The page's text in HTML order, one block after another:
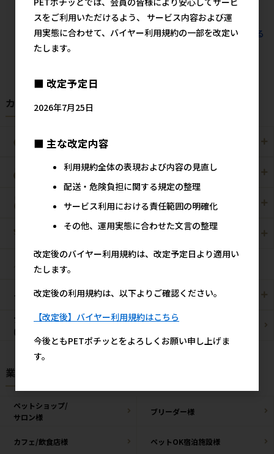
すべてのおすすめ商品を見る
カテゴリから探す
犬用
ペット住関連用品
小動物用 鳥用
観賞魚用
昆虫
その他/雑貨 メーカー・ブランド別
ブリーダーパック
(プロ製品)
業種様別 特設ページ
ペットショップ/
サロン様
ブリーダー様
カフェ/飲食店様 ペットOK宿泊施設様
スをご利用いただけるよう、 サービス内容および運
用実態に合わせて、バイヤー利用規約の一部を改定い
たします。
■ 改定予定日
2026年7月25日
■ 主な改定内容
利用規約全体の表現および内容の見直し
配送・危険負担に関する規定の整理
サービス利用における責任範囲の明確化
その他、運用実態に合わせた文言の整理
改定後のバイヤー利用規約は、改定予定日より適用い
たします。
改定後の利用規約は、以下よりご確認ください。
【改定後】バイヤー利用規約はこちら
今後ともPETポチッとをよろしくお願い申し上げま
す。